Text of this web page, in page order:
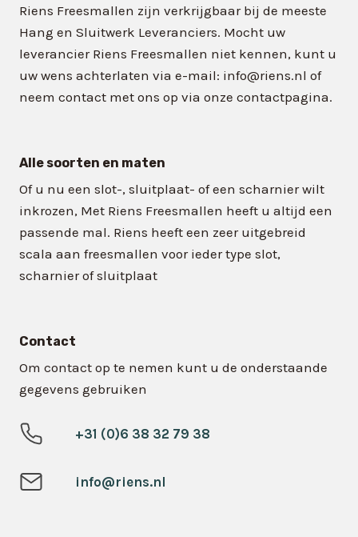
Riens Freesmallen zijn verkrijgbaar bij de meeste
Hang en Sluitwerk Leveranciers. Mocht uw
leverancier Riens Freesmallen niet kennen, kunt u
uw wens achterlaten via e-mail: info@riens.nl of
neem contact met ons op via onze contactpagina.
Alle soorten en maten
Of u nu een slot-, sluitplaat- of een scharnier wilt
inkrozen, Met Riens Freesmallen heeft u altijd een
passende mal. Riens heeft een zeer uitgebreid
scala aan freesmallen voor ieder type slot,
scharnier of sluitplaat
Contact
Om contact op te nemen kunt u de onderstaande
gegevens gebruiken
+31 (0)6 38 32 79 38
info@riens.nl